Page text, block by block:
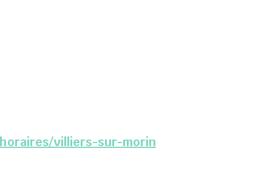
villiers-sur-morin